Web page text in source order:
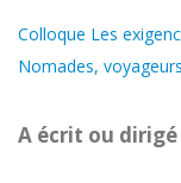
Colloque Les
Nomades,
A écrit ou